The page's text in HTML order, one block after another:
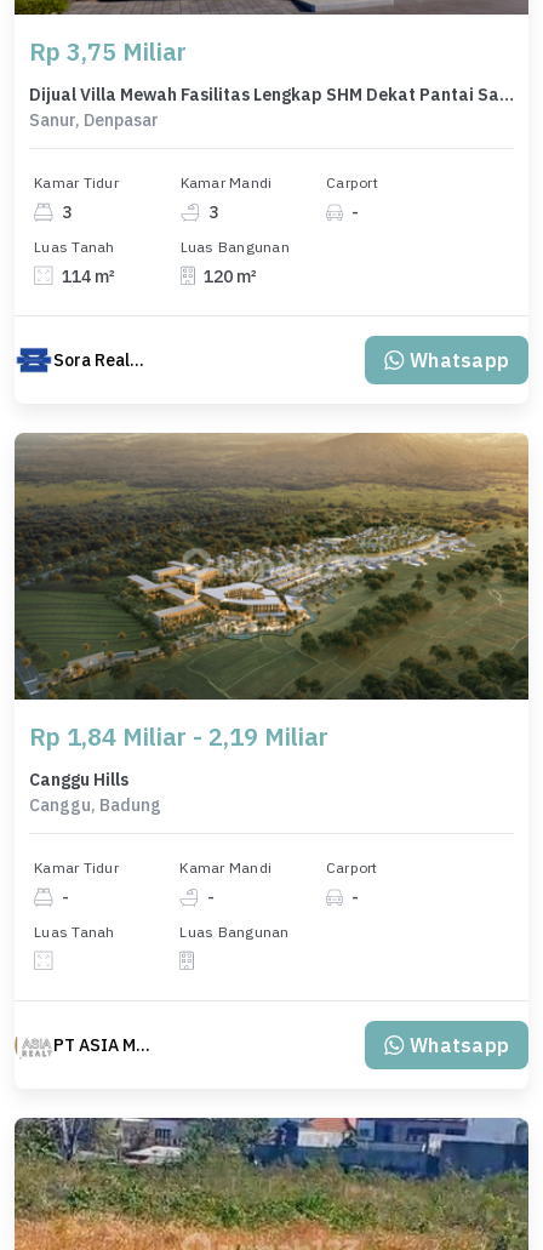
Rp 3,75 Miliar
Dijual Villa Mewah Fasilitas Lengkap SHM Dekat Pantai Sanur Bali
Sanur, Denpasar
Kamar Tidur
3
Kamar Mandi
3
Carport
-
Luas Tanah
114 m²
Luas Bangunan
120 m²
Sora Realty Bali Whatsapp
Rp 1,84 Miliar - 2,19 Miliar
Canggu Hills
Canggu, Badung
Kamar Tidur
-
Kamar Mandi
-
Carport
-
Luas Tanah Luas Bangunan
PT ASIA MAS REALTY Whatsapp